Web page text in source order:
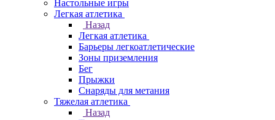
Настольные игры
Легкая атлетика
Назад
Легкая атлетика
Барьеры легкоатлетические
Зоны приземления
Бег
Прыжки
Снаряды для метания
Тяжелая атлетика
Назад